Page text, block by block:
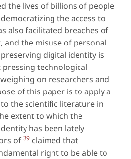
the lives of billions of people
the access to
also facilitated breaches of
and the misuse of personal
digital identity is
technological
on researchers and
of this paper is to apply a
the scientific literature in
extent to which the
has been lately
of 39 claimed that
right to be able to